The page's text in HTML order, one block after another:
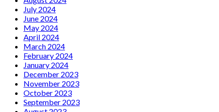
July 2024
June 2024
May 2024
April 2024
March 2024
February 2024
January 2024
December 2023
November 2023
October 2023
September 2023